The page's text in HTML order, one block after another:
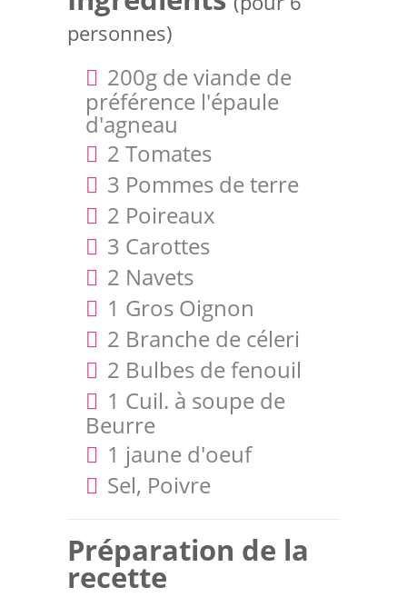
personnes)
200g de viande de
préférence l'épaule
d'agneau
2 Tomates
3 Pommes de terre
2 Poireaux
3 Carottes
2 Navets
1 Gros Oignon
2 Branche de céleri
2 Bulbes de fenouil
1 Cuil. à soupe de
Beurre
1 jaune d'oeuf
Sel, Poivre
Préparation de la
recette